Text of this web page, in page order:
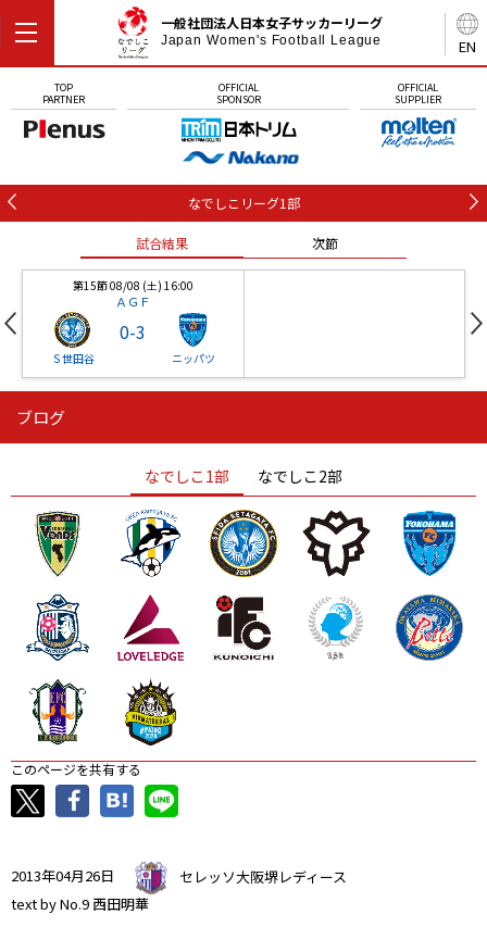
EN
一般社団法人日本女子サッカーリーグ
Japan Women's Football League
TOP
PARTNER
OFFICIAL
SPONSOR
OFFICIAL
SUPPLIER
なでしこリーグ1部
試合結果 次節
第15節 08/08 (土) 16:00
ＡＧＦ
Ｓ世田谷
0-3
ニッパツ
ニッパツ
ニッパツ 名古屋
石人の星
静岡 愛媛Ｌ
ブログ
なでしこ1部 なでしこ2部
このページを共有する
2013年04月26日
セレッソ大阪堺レディース
text by No.9 西田明華